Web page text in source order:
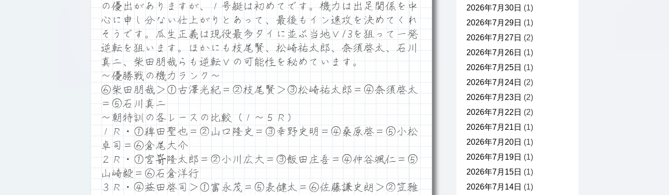
の優出がありますが、１号艇は初めてです。機力は出足関係を中
心に申し分ない仕上がりとあって、最後もイン速攻を決めてくれ
そうです。瓜生正義は現役最多タイに並ぶ当地Ｖ13を狙って一発
逆転を狙います。ほかにも枝尾賢、松崎祐太郎、奈須啓太、石川
真二、柴田朋哉らも逆転Ｖの可能性を秘めています。
～優勝戦の機力ランク～
⑥柴田朋哉＞①古澤光紀＝②枝尾賢＞③松崎祐太郎＝④奈須啓太
＝⑤石川真二
～朝特訓の各レースの比較（１～５Ｒ）
１Ｒ・①稗田聖也＝②山口隆史＝③幸野史明＝④桑原啓＝⑤小松
卓司＝⑥倉尾大介
２Ｒ・①宮嵜隆太郎＝②小川広大＝③飯田庄吾＝④仲谷颯仁＝⑤
山崎毅＝⑥石倉洋行
３Ｒ・④益田啓司＞①富永茂＝⑤表健太＝⑥佐藤謙史朗＞②笠雅
2026年7月30日 (1)
2026年7月29日 (1)
2026年7月27日 (2)
2026年7月26日 (1)
2026年7月25日 (1)
2026年7月24日 (2)
2026年7月23日 (2)
2026年7月22日 (2)
2026年7月21日 (1)
2026年7月20日 (1)
2026年7月19日 (1)
2026年7月15日 (1)
2026年7月14日 (1)